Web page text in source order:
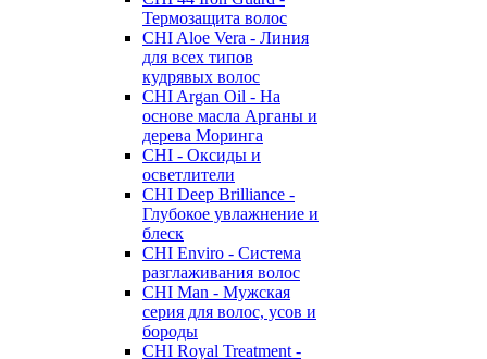
Термозащита волос
CHI Aloe Vera - Линия
для всех типов
кудрявых волос
CHI Argan Oil - На
основе масла Арганы и
дерева Моринга
CHI - Оксиды и
осветлители
CHI Deep Brilliance -
Глубокое увлажнение и
блеск
CHI Enviro - Система
разглаживания волос
CHI Man - Мужская
серия для волос, усов и
бороды
CHI Royal Treatment -